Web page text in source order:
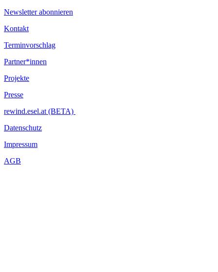
Newsletter abonnieren
Kontakt
Terminvorschlag
Partner*innen
Projekte
Presse
rewind.esel.at (BETA)
Datenschutz
Impressum
AGB